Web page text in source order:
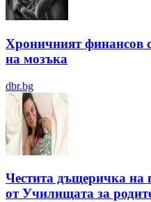
Хроничният финансов
на мозъка
dbr.bg
Честита дъщеричка на
от Училищата за